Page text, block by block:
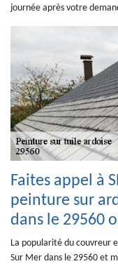
journée après votre
Faites appel à
peinture sur
dans le 29560
La popularité du couvreur
Sur Mer dans le 29560 et